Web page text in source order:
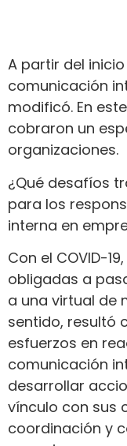
A partir del
comunicación
modificó. En
cobraron un
organizaciones.
¿Qué desafíos
para los
interna en
Con el COVID-
obligadas a
a una virtual de
sentido, resultó
esfuerzos en
comunicación
desarrollar
vínculo con sus
coordinación y